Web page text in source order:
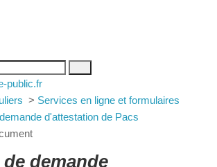
> Services en ligne et
Modèle de demande d'attestation de